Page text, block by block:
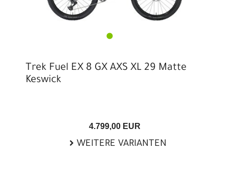
Trek Fuel EX 8 GX AXS XL 29 Matte
Keswick
4.799,00 EUR
WEITERE VARIANTEN